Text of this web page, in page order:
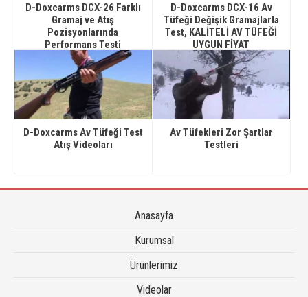
D-Doxcarms DCX-26 Farklı
Gramaj ve Atış
Pozisyonlarında
Performans Testi
D-Doxcarms DCX-16 Av
Tüfeği Değişik Gramajlarla
Test, KALİTELİ AV TÜFEĞİ
UYGUN FİYAT
D-Doxcarms Av Tüfeği Test
Atış Videoları
Av Tüfekleri Zor Şartlar
Testleri
Anasayfa
Kurumsal
Ürünlerimiz
Videolar